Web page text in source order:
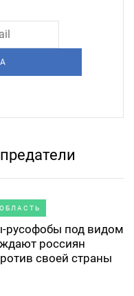
русофобы под видом
россиян
своей страны